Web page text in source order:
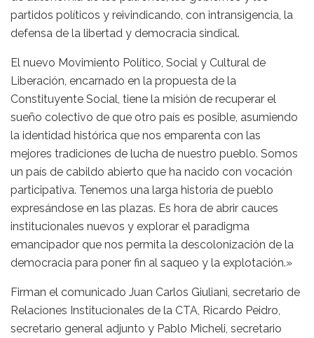
partidos políticos y reivindicando, con intransigencia, la
defensa de la libertad y democracia sindical.
El nuevo Movimiento Político, Social y Cultural de
Liberación, encarnado en la propuesta de la
Constituyente Social, tiene la misión de recuperar el
sueño colectivo de que otro país es posible, asumiendo
la identidad histórica que nos emparenta con las
mejores tradiciones de lucha de nuestro pueblo. Somos
un país de cabildo abierto que ha nacido con vocación
participativa. Tenemos una larga historia de pueblo
expresándose en las plazas. Es hora de abrir cauces
institucionales nuevos y explorar el paradigma
emancipador que nos permita la descolonización de la
democracia para poner fin al saqueo y la explotación.»
Firman el comunicado Juan Carlos Giuliani, secretario de
Relaciones Institucionales de la CTA, Ricardo Peidro,
secretario general adjunto y Pablo Micheli, secretario